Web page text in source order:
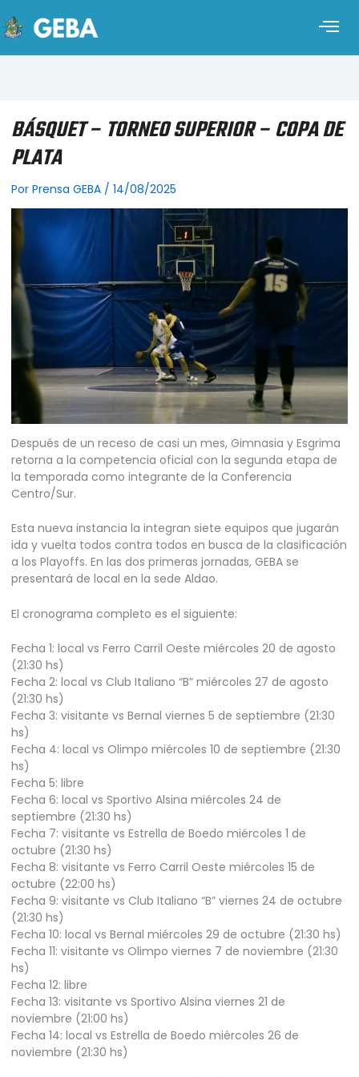
BÁSQUET – TORNEO SUPERIOR – COPA DE
PLATA
Por Prensa GEBA / 14/08/2025
Después de un receso de casi un mes, Gimnasia y Esgrima
retorna a la competencia oficial con la segunda etapa de
la temporada como integrante de la Conferencia
Centro/Sur.
Esta nueva instancia la integran siete equipos que jugarán
ida y vuelta todos contra todos en busca de la clasificación
a los Playoffs. En las dos primeras jornadas, GEBA se
presentará de local en la sede Aldao.
El cronograma completo es el siguiente:
Fecha 1: local vs Ferro Carril Oeste miércoles 20 de agosto
(21:30 hs)
Fecha 2: local vs Club Italiano “B” miércoles 27 de agosto
(21:30 hs)
Fecha 3: visitante vs Bernal viernes 5 de septiembre (21:30
hs)
Fecha 4: local vs Olimpo miércoles 10 de septiembre (21:30
hs)
Fecha 5: libre
Fecha 6: local vs Sportivo Alsina miércoles 24 de
septiembre (21:30 hs)
Fecha 7: visitante vs Estrella de Boedo miércoles 1 de
octubre (21:30 hs)
Fecha 8: visitante vs Ferro Carril Oeste miércoles 15 de
octubre (22:00 hs)
Fecha 9: visitante vs Club Italiano “B” viernes 24 de octubre
(21:30 hs)
Fecha 10: local vs Bernal miércoles 29 de octubre (21:30 hs)
Fecha 11: visitante vs Olimpo viernes 7 de noviembre (21:30
hs)
Fecha 12: libre
Fecha 13: visitante vs Sportivo Alsina viernes 21 de
noviembre (21:00 hs)
Fecha 14: local vs Estrella de Boedo miércoles 26 de
noviembre (21:30 hs)